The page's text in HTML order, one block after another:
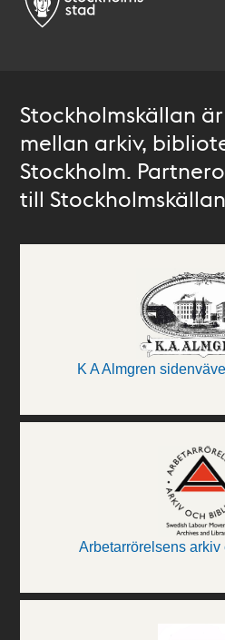
Stockholmskällan
mellan arkiv,
Stockholm.
till
K A Almgren
Arbetarrörelsens arkiv